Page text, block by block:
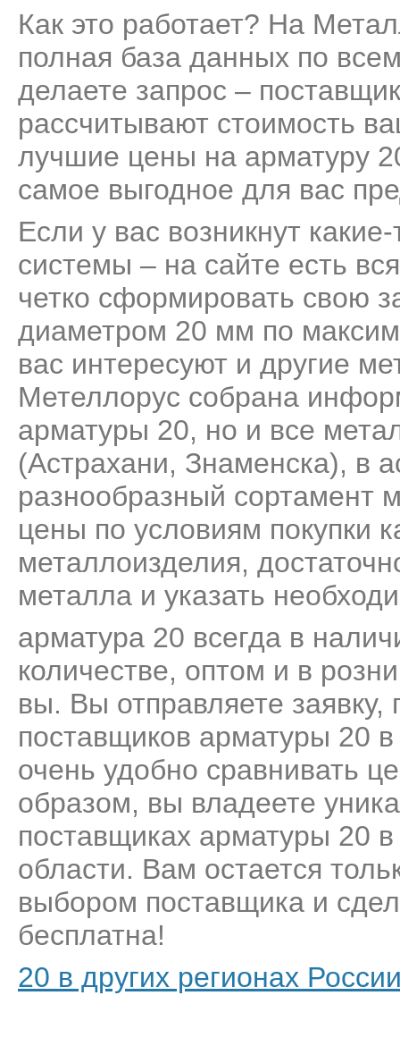
Как это работает? На
полная база данных по
делаете запрос –
рассчитывают стоимость
лучшие цены на арматуру
самое выгодное для вас
Если у вас возникнут
системы – на сайте есть
четко сформировать свою
диаметром 20 мм по
вас интересуют и другие
Метеллорус собрана
арматуры 20, но и все
(Астрахани, Знаменска), в
разнообразный сортамент
цены по условиям покупки
металлоизделия,
металла и указать
арматура 20 всегда в
количестве, оптом и в
вы. Вы отправляете заявку,
поставщиков арматуры 20
очень удобно сравнивать
образом, вы владеете
поставщиках арматуры 20
области. Вам остается
выбором поставщика и
бесплатна!
20 в других регионах